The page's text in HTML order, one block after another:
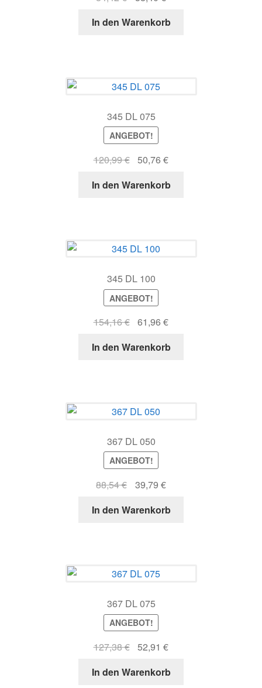
war:
ist:
In den Warenkorb
345 DL 075
ANGEBOT!
120,99€ Ursprünglicher
war:
50,76€Aktueller
ist:
In den Warenkorb
345 DL 100
ANGEBOT!
154,16€ Ursprünglicher
war:
61,96€Aktueller
ist:
In den Warenkorb
367 DL 050
ANGEBOT!
88,54€
Ursprünglicher
war:
39,79 €Aktueller
ist:
In den Warenkorb
367 DL 075
ANGEBOT!
127,38€ Ursprünglicher
war:
52,91€Aktueller
ist:
In den Warenkorb